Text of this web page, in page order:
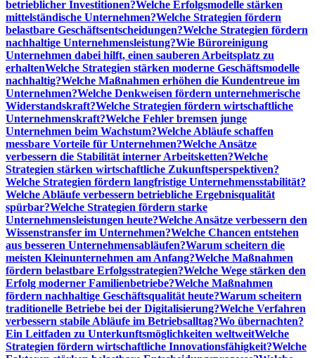
betrieblicher Investitionen?Welche Erfolgsmodelle stärken
mittelständische Unternehmen?Welche Strategien fördern
belastbare Geschäftsentscheidungen?Welche Strategien fördern
nachhaltige Unternehmensleistung?Wie Büroreinigung
Unternehmen dabei hilft, einen sauberen Arbeitsplatz zu
erhaltenWelche Strategien stärken moderne Geschäftsmodelle
nachhaltig?Welche Maßnahmen erhöhen die Kundentreue im
Unternehmen?Welche Denkweisen fördern unternehmerische
Widerstandskraft?Welche Strategien fördern wirtschaftliche
Unternehmenskraft?Welche Fehler bremsen junge
Unternehmen beim Wachstum?Welche Abläufe schaffen
messbare Vorteile für Unternehmen?Welche Ansätze
verbessern die Stabilität interner Arbeitsketten?Welche
Strategien stärken wirtschaftliche Zukunftsperspektiven?
Welche Strategien fördern langfristige Unternehmensstabilität?
Welche Abläufe verbessern betriebliche Ergebnisqualität
spürbar?Welche Strategien fördern starke
Unternehmensleistungen heute?Welche Ansätze verbessern den
Wissenstransfer im Unternehmen?Welche Chancen entstehen
aus besseren Unternehmensabläufen?Warum scheitern die
meisten Kleinunternehmen am Anfang?Welche Maßnahmen
fördern belastbare Erfolgsstrategien?Welche Wege stärken den
Erfolg moderner Familienbetriebe?Welche Maßnahmen
fördern nachhaltige Geschäftsqualität heute?Warum scheitern
traditionelle Betriebe bei der Digitalisierung?Welche Verfahren
verbessern stabile Abläufe im Betriebsalltag?Wo übernachten?
Ein Leitfaden zu Unterkunftsmöglichkeiten weltweitWelche
Strategien fördern wirtschaftliche Innovationsfähigkeit?Welche